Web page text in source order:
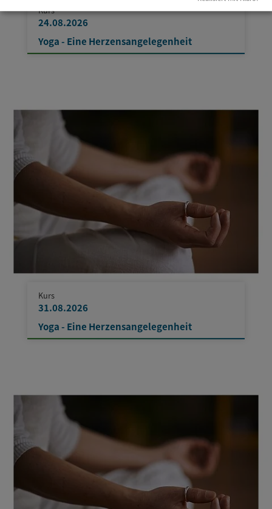
Kurs
24.08.2026
Yoga - Eine Herzensangelegenheit
Kurs
31.08.2026
Yoga - Eine Herzensangelegenheit